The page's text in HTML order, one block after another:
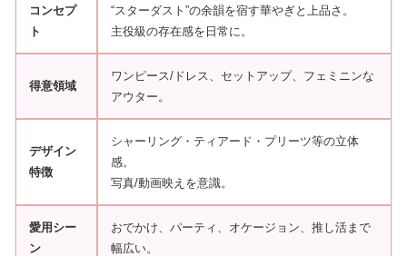
コンセプ
ト
“スターダスト”の余韻を宿す華やぎと上品さ。
主役級の存在感を日常に。
得意領域
ワンピース/ドレス、セットアップ、フェミニンな
アウター。
デザイン
特徴
シャーリング・ティアード・プリーツ等の立体
感。
写真/動画映えを意識。
愛用シー
ン
おでかけ、パーティ、オケージョン、推し活まで
幅広い。